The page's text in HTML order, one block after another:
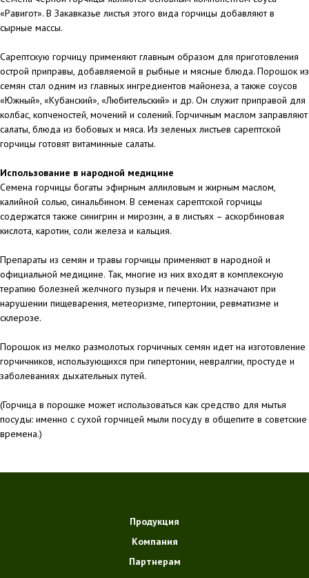
«Равигот». В Закавказье листья этого вида горчицы добавляют в
сырные массы.
Сарептскую горчицу применяют главным образом для приготовления
острой приправы, добавляемой в рыбные и мясные блюда. Порошок из
семян стал одним из главных ингредиентов майонеза, а также соусов
«Южный», «Кубанский», «Любительский» и др. Он служит приправой для
колбас, копченостей, мочений и солений. Горчичным маслом заправляют
салаты, блюда из бобовых и мяса. Из зеленых листьев сарептской
горчицы готовят витаминные салаты.
Использование в народной медицине
Семена горчицы богаты эфирным аллиловым и жирным маслом,
калийной солью, синальбином. В семенах сарептской горчицы
содержатся также синигрин и мирозин, а в листьях – аскорбиновая
кислота, каротин, соли железа и кальция.
Препараты из семян и травы горчицы применяют в народной и
официальной медицине. Так, многие из них входят в комплексную
терапию болезней желчного пузыря и печени. Их назначают при
нарушении пищеварения, метеоризме, гипертонии, ревматизме и
склерозе.
Порошок из мелко размолотых горчичных семян идет на изготовление
горчичников, использующихся при гипертонии, невралгии, простуде и
заболеваниях дыхательных путей.
(Горчица в порошке может использоваться как средство для мытья
посуды: именно с сухой горчицей мыли посуду в общепите в советские
времена.)
Продукция
Компания
Партнерам